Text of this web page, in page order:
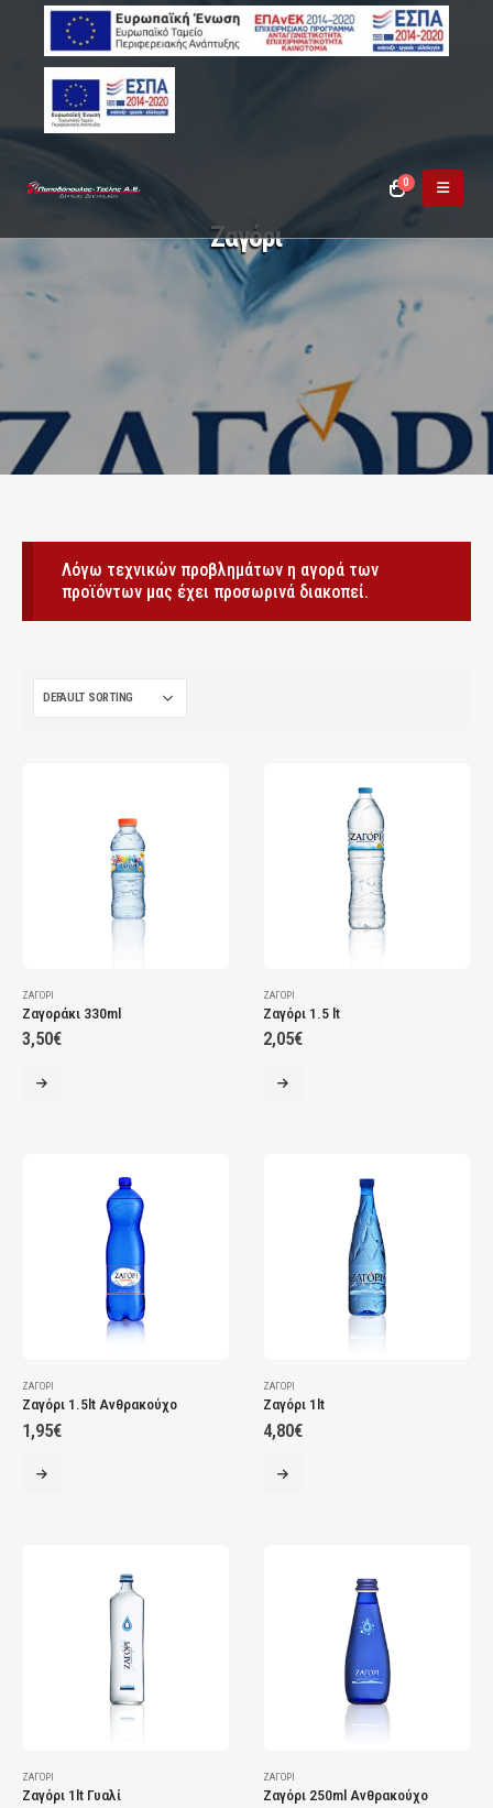
0
Ζαγόρι
Λόγω τεχνικών προβλημάτων η αγορά των
προϊόντων μας έχει προσωρινά διακοπεί.
ΖΑΓΌΡΙ
Ζαγοράκι 330ml
3,50€
ΖΑΓΌΡΙ
Ζαγόρι 1.5 lt
2,05€
ΖΑΓΌΡΙ
Ζαγόρι 1.5lt Ανθρακούχο
1,95€
ΖΑΓΌΡΙ
Ζαγόρι 1lt
4,80€
ΖΑΓΌΡΙ
Ζαγόρι 1lt Γυαλί
ΖΑΓΌΡΙ
Ζαγόρι 250ml Ανθρακούχο